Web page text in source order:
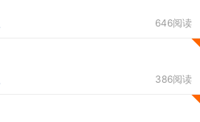
646阅读
386阅读